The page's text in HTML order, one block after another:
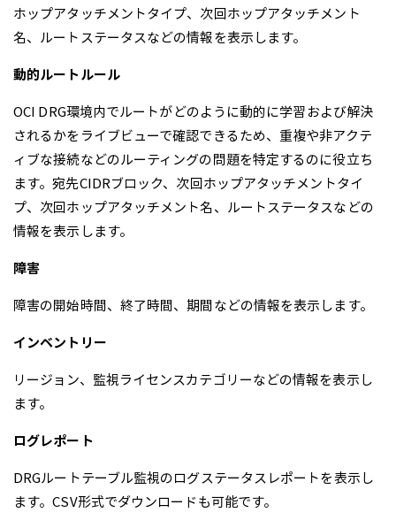
ホップアタッチメントタイプ、次回ホップアタッチメント
名、ルートステータスなどの情報を表示します。
動的ルートルール
OCI DRG環境内でルートがどのように動的に学習および解決
されるかをライブビューで確認できるため、重複や非アクテ
ィブな接続などのルーティングの問題を特定するのに役立ち
ます。宛先CIDRブロック、次回ホップアタッチメントタイ
プ、次回ホップアタッチメント名、ルートステータスなどの
情報を表示します。
障害
障害の開始時間、終了時間、期間などの情報を表示します。
インベントリー
リージョン、監視ライセンスカテゴリーなどの情報を表示し
ます。
ログレポート
DRGルートテーブル監視のログステータスレポートを表示し
ます。CSV形式でダウンロードも可能です。